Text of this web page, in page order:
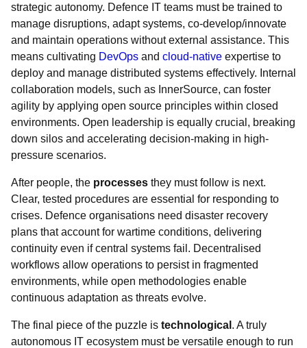
strategic autonomy. Defence IT teams must be trained to
manage disruptions, adapt systems, co-develop/innovate
and maintain operations without external assistance. This
means cultivating DevOps and cloud-native expertise to
deploy and manage distributed systems effectively. Internal
collaboration models, such as InnerSource, can foster
agility by applying open source principles within closed
environments. Open leadership is equally crucial, breaking
down silos and accelerating decision-making in high-
pressure scenarios.
After people, the processes they must follow is next.
Clear, tested procedures are essential for responding to
crises. Defence organisations need disaster recovery
plans that account for wartime conditions, delivering
continuity even if central systems fail. Decentralised
workflows allow operations to persist in fragmented
environments, while open methodologies enable
continuous adaptation as threats evolve.
The final piece of the puzzle is technological . A truly
autonomous IT ecosystem must be versatile enough to run